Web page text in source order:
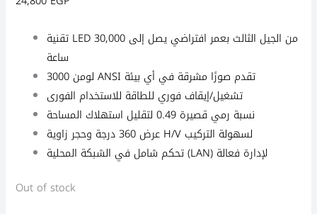
تقنية LED من الجيل الثالث بعمر افتراضي يصل إلى 30,000
ساعة
3000 لومن ANSI تقدم صورًا مشرقة في أي بيئة
تشغيل/إيقاف فوري للطاقة للاستخدام الفورى
نسبة رمي قصيرة 0.49 لتقليل استهلاك المساحة
عرض 360 درجة وحجر زاوية H/V لسهولة التركيب
تحكم شامل في الشبكة المحلية (LAN) لإدارة فعالة
Out of stock